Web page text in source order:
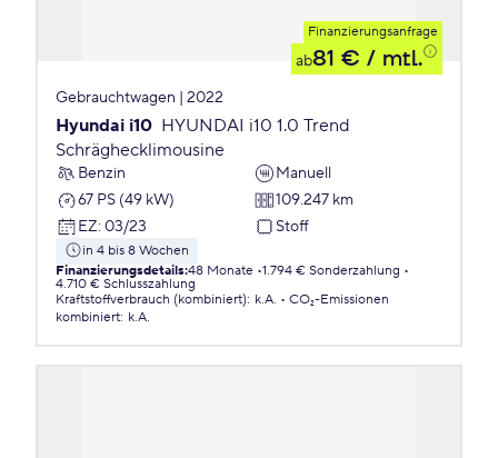
Finanzierungsanfrage
ab81 € / mtl.
Gebrauchtwagen | 2022
Hyundai i10 HYUNDAI i10 1.0 Trend
Schräghecklimousine
Benzin
Manuell
67 PS (49 kW)
109.247 km
EZ: 03/23 Stoff
in 4 bis 8 Wochen
Finanzierungsdetails:48 Monate 1.794 € Sonderzahlung
4.710 € Schlusszahlung
Kraftstoffverbrauch (kombiniert): k.A.
CO₂-Emissionen
kombiniert: k.A.